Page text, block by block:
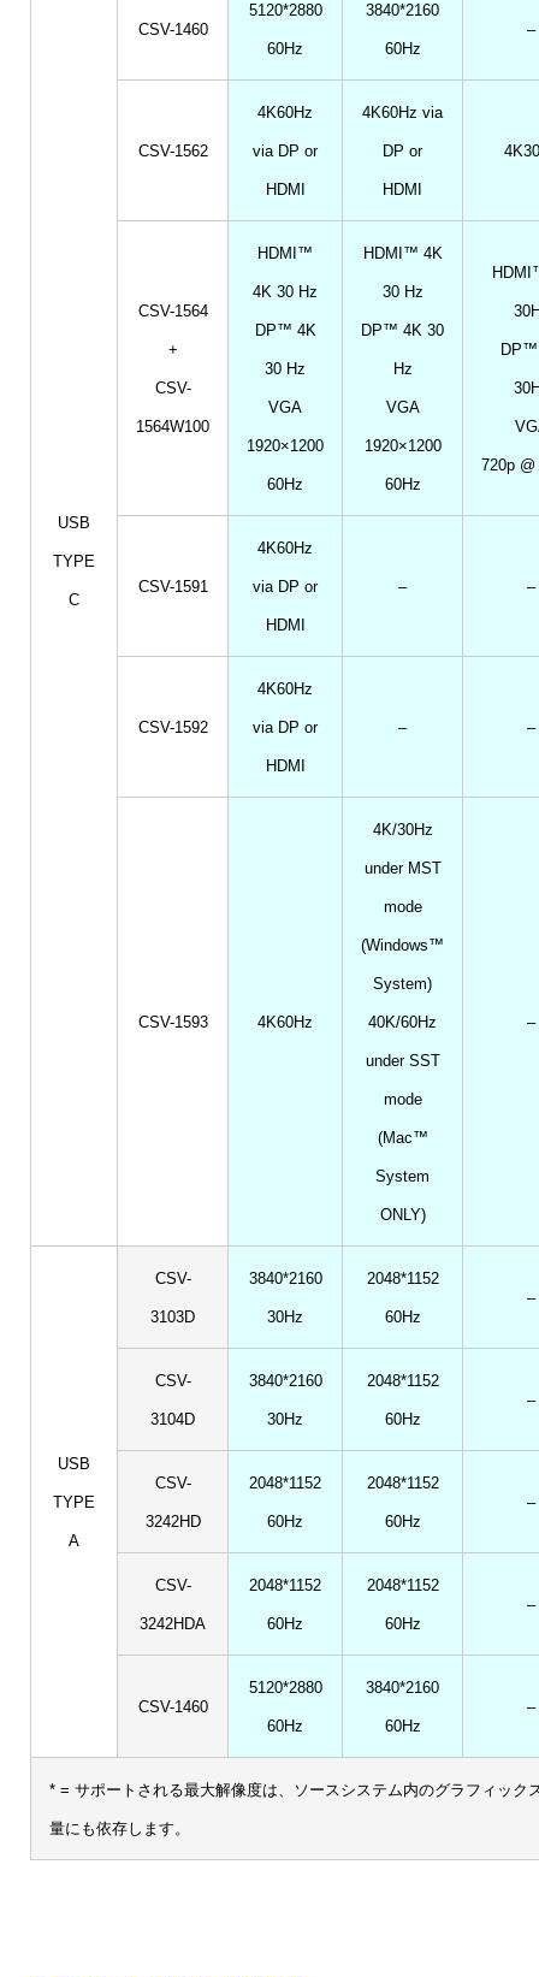
USB
TYPE
C
CSV-1460
5120*2880
60Hz
3840*2160
60Hz
–
CSV-1562
4K60Hz
via DP or
HDMI
4K60Hz via
DP or
HDMI
CSV-1564
+
CSV-
1564W100
HDMI™
4K 30 Hz
DP™ 4K
30 Hz
VGA
1920×1200
60Hz
HDMI™ 4K
30 Hz
DP™ 4K 30
Hz
VGA
1920×1200
60Hz
720p
CSV-1591
4K60Hz
via DP or
HDMI
– –
CSV-1592
4K60Hz
via DP or
HDMI
– –
CSV-1593 4K60Hz
4K/30Hz
under MST
mode
(Windows™
System)
40K/60Hz
under SST
mode
(Mac™
System
ONLY)
–
USB
TYPE
A
CSV-
3103D
3840*2160
30Hz
2048*1152
60Hz
–
CSV-
3104D
3840*2160
30Hz
2048*1152
60Hz
–
CSV-
3242HD
2048*1152
60Hz
2048*1152
60Hz
–
CSV-
3242HDA
2048*1152
60Hz
2048*1152
60Hz
–
CSV-1460
5120*2880
60Hz
3840*2160
60Hz
–
* = サポートされる最大解像度は、ソースシステム内のグラフィック
量にも依存します。